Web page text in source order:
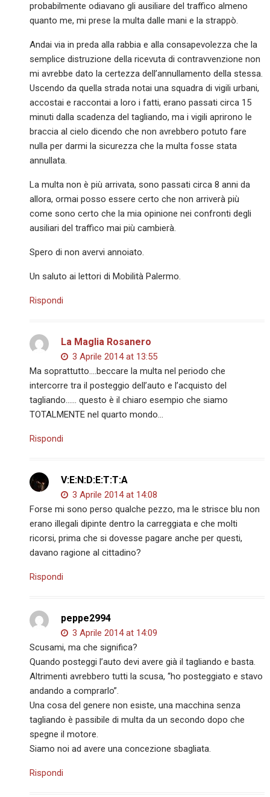
probabilmente odiavano gli ausiliare del traffico almeno
quanto me, mi prese la multa dalle mani e la strappò.
Andai via in preda alla rabbia e alla consapevolezza che la
semplice distruzione della ricevuta di contravvenzione non
mi avrebbe dato la certezza dell’annullamento della stessa.
Uscendo da quella strada notai una squadra di vigili urbani,
accostai e raccontai a loro i fatti, erano passati circa 15
minuti dalla scadenza del tagliando, ma i vigili aprirono le
braccia al cielo dicendo che non avrebbero potuto fare
nulla per darmi la sicurezza che la multa fosse stata
annullata.
La multa non è più arrivata, sono passati circa 8 anni da
allora, ormai posso essere certo che non arriverà più
come sono certo che la mia opinione nei confronti degli
ausiliari del traffico mai più cambierà.
Spero di non avervi annoiato.
Un saluto ai lettori di Mobilità Palermo.
Rispondi
La Maglia Rosanero
3 Aprile 2014 at 13:55
Ma soprattutto….beccare la multa nel periodo che
intercorre tra il posteggio dell’auto e l’acquisto del
tagliando…… questo è il chiaro esempio che siamo
TOTALMENTE nel quarto mondo…
Rispondi
V:E:N:D:E:T:T:A
3 Aprile 2014 at 14:08
Forse mi sono perso qualche pezzo, ma le strisce blu non
erano illegali dipinte dentro la carreggiata e che molti
ricorsi, prima che si dovesse pagare anche per questi,
davano ragione al cittadino?
Rispondi
peppe2994
3 Aprile 2014 at 14:09
Scusami, ma che significa?
Quando posteggi l’auto devi avere già il tagliando e basta.
Altrimenti avrebbero tutti la scusa, “ho posteggiato e stavo
andando a comprarlo”.
Una cosa del genere non esiste, una macchina senza
tagliando è passibile di multa da un secondo dopo che
spegne il motore.
Siamo noi ad avere una concezione sbagliata.
Rispondi